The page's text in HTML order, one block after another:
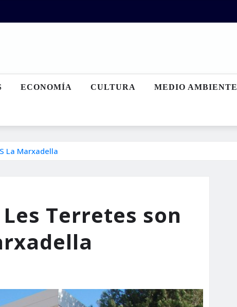
ECONOMÍA CULTURA MEDIO AMBIENTE
La Marxadella
Terretes son